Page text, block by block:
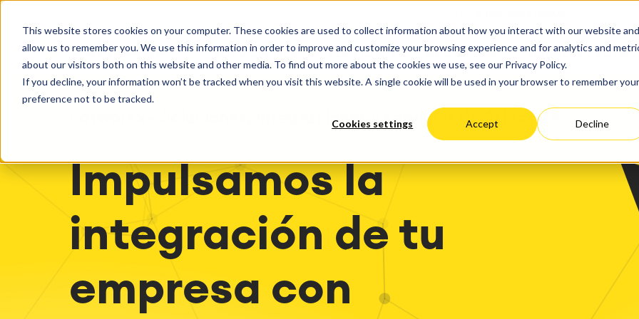
This website stores cookies on your computer. These cookies are used to collect information about how you interact with our website and
allow us to remember you. We use this information in order to improve and customize your browsing experience and for analytics and
about our visitors both on this website and other media. To find out more about the cookies we use, see our Privacy Policy.
If you decline, your information won’t be tracked when you visit this website. A single cookie will be used in your browser to remember your
preference not to be tracked.
Cookies settings Accept Decline
SOLUCIONES
Agile & DevOps
DevOps
Gestión de requisitos
Agile Development
Project & Work Management
Planificación del tiempo
Procesos empresariales
Informes y paneles de control
Service Management
Gestión de servicios IT &
Viaja a la gestión de
Gestión de activos
Mantenimiento industrial
Integration
Inteligencia Artificial
Atlassian Backup & Restore
SERVICIOS
Getting Started
Operate
Servicios Cloud
Hosting gestionado
Configuración
Progress
Optimización del
Migración
Migración Cloud
personalizadas
catworkx academy
Calendario Formaciones
Producción de contenido de
Consultoría de métodos y
procesos
Evaluación de ITSM
Evaluaciones ágiles
RECURSOS
Eventos y seminarios web Casos de éxito Blog
SOBRE
Descubre más sobre catworkx Alemania
catworkx - Soluciones, integraciones y servicios de Atlassian
Impulsamos la
integración de tu
empresa con